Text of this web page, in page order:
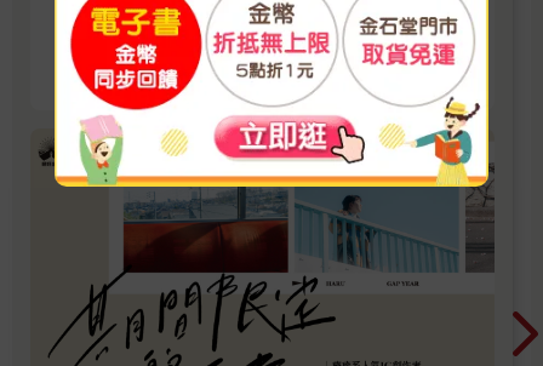
的時間』」你可以恣意地去做想做的事，或是什
麼都不做。
看更多